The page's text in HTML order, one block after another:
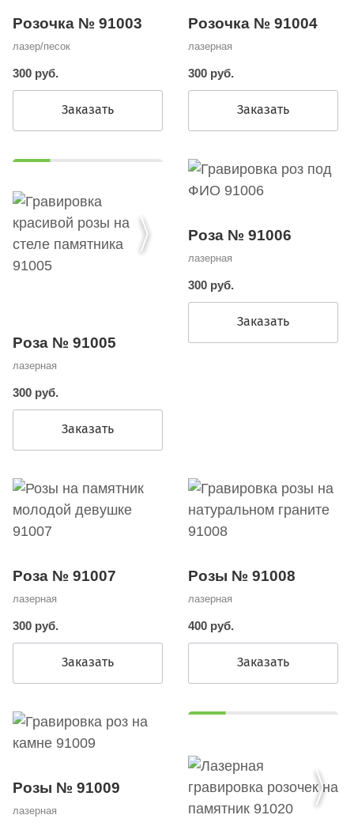
Розочка № 91003
лазер/песок
300 руб.
Заказать
Розочка № 91004
лазерная
300 руб.
Заказать
Роза № 91005
лазерная
300 руб.
Заказать
Роза № 91006
лазерная
300 руб.
Заказать
Роза № 91007
лазерная
300 руб.
Заказать
Розы № 91008
лазерная
400 руб.
Заказать
Розы № 91009
лазерная